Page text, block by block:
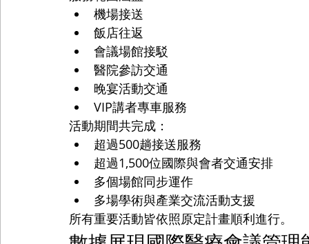
機場接送
飯店往返
會議場館接駁
醫院參訪交通
晚宴活動交通
VIP講者專車服務
活動期間共完成：
超過500趟接送服務
超過1,500位國際與會者交通安排
多個場館同步運作
多場學術與產業交流活動支援
所有重要活動皆依照原定計畫順利進行。